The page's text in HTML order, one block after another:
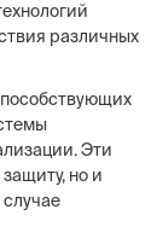
различных
Эти
но и